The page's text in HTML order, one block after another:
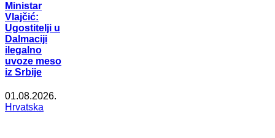
Ministar
Vlajčić:
Ugostitelji u
Dalmaciji
ilegalno
uvoze meso
iz Srbije
01.08.2026.
Hrvatska